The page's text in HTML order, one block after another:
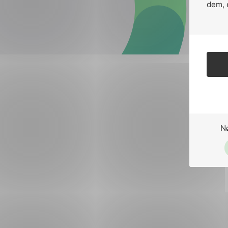
dem,
Forsvar og beredskap
Industri og automatisering
Lavspenning
Maritime elinstallasjoner